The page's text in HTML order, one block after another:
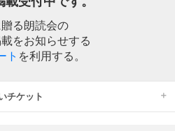
る朗読会の
をお知らせする
ト を利用する。
チケット